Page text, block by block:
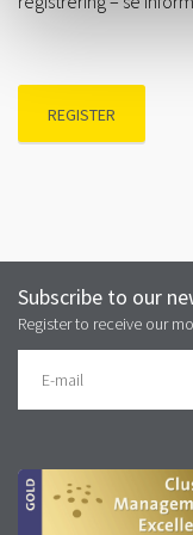
REGISTER
Subscribe to our
Register to receive our